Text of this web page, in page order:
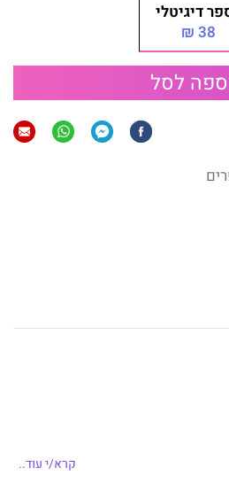
דיגיטלי
38 ₪
לסל
לפני רבע שעה עוד ראו אותו על יד
קרא/י עוד..